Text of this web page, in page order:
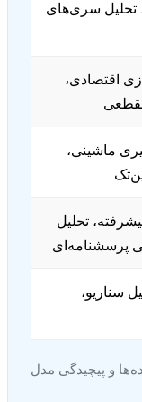
سری‌های
تحلیل
پیچیدگی مدل